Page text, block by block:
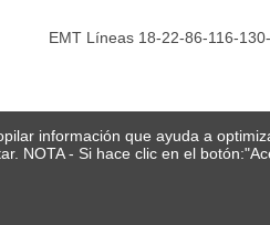
EMT Líneas 18-22-86-116-
información que ayuda a
NOTA - Si hace clic en el